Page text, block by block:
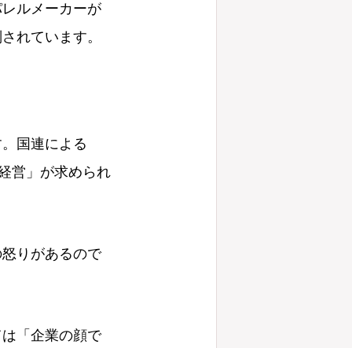
ルメーカーが
れています。
国連による
営」が求められ
りがあるので
「企業の顔で